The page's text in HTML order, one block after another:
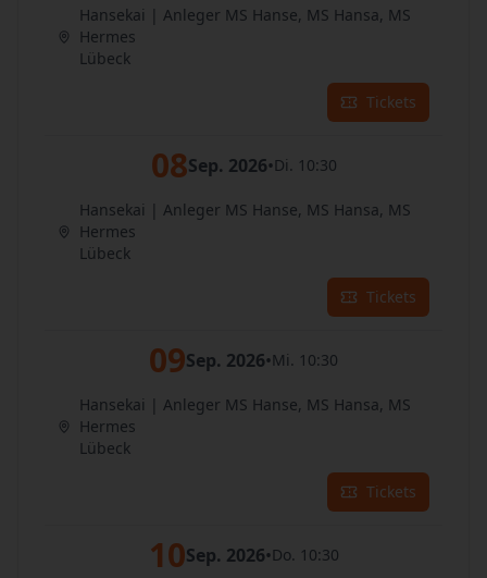
Hansekai | Anleger MS Hanse, MS Hansa, MS
Hermes
Lübeck
Tickets
08Sep. 2026•Di. 10:30
Hansekai | Anleger MS Hanse, MS Hansa, MS
Hermes
Lübeck
Tickets
09Sep. 2026•Mi. 10:30
Hansekai | Anleger MS Hanse, MS Hansa, MS
Hermes
Lübeck
Tickets
10Sep. 2026•Do. 10:30